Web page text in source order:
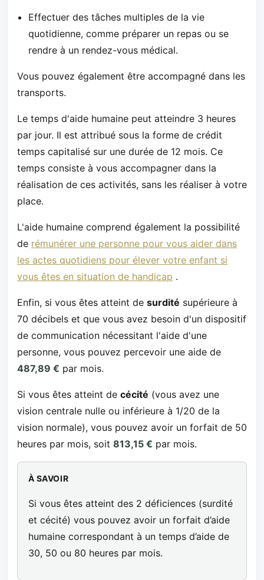
Effectuer des tâches multiples de la vie
quotidienne, comme préparer un repas ou se
rendre à un rendez-vous médical.
Vous pouvez également être accompagné dans les
transports.
Le temps d'aide humaine peut atteindre 3 heures
par jour. Il est attribué sous la forme de crédit
temps capitalisé sur une durée de 12 mois. Ce
temps consiste à vous accompagner dans la
réalisation de ces activités, sans les réaliser à votre
place.
L'aide humaine comprend également la possibilité
de rémunérer une personne pour vous aider dans
les actes quotidiens pour élever votre enfant si
vous êtes en situation de handicap .
Enfin, si vous êtes atteint de surdité supérieure à
70 décibels et que vous avez besoin d'un dispositif
de communication nécessitant l'aide d'une
personne, vous pouvez percevoir une aide de
487,89 € par mois.
Si vous êtes atteint de cécité (vous avez une
vision centrale nulle ou inférieure à 1/20 de la
vision normale), vous pouvez avoir un forfait de 50
heures par mois, soit 813,15 € par mois.
À SAVOIR
Si vous êtes atteint des 2 déficiences (surdité
et cécité) vous pouvez avoir un forfait d’aide
humaine correspondant à un temps d’aide de
30, 50 ou 80 heures par mois.